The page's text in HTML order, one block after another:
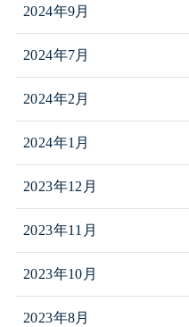
2024年9月
2024年7月
2024年2月
2024年1月
2023年12月
2023年11月
2023年10月
2023年8月